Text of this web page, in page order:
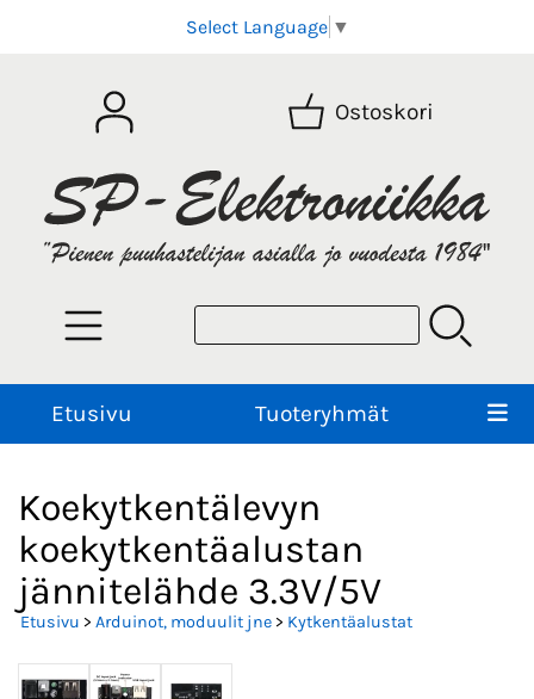
Select Language ▼
Ostoskori
Etusivu Tuoteryhmät
Koekytkentälevyn
koekytkentäalustan
jännitelähde 3.3V/5V
Etusivu > Arduinot, moduulit jne> Kytkentäalustat